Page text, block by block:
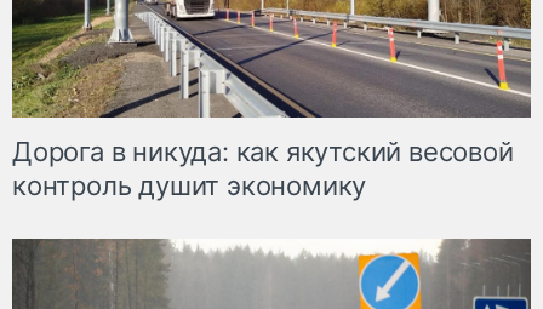
Дорога в никуда: как якутский весовой
контроль душит экономику